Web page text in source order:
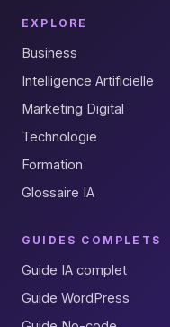
EXPLORE
Business
Intelligence Artificielle
Marketing Digital
Technologie
Formation
Glossaire IA
GUIDES COMPLETS
Guide IA complet
Guide WordPress